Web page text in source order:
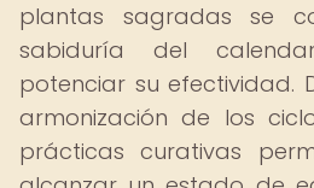
plantas sagradas se
sabiduría del
potenciar su efectividad.
armonización de los
prácticas curativas